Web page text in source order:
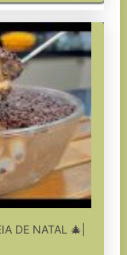
DE NATAL 🎄|